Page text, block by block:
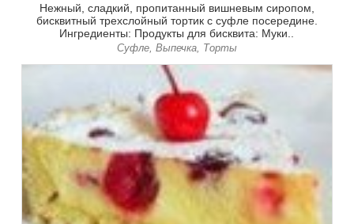
Нежный, сладкий, пропитанный вишневым сиропом,
бисквитный трехслойный тортик с суфле посередине.
Ингредиенты: Продукты для бисквита: Муки..
Суфле, Выпечка, Торты